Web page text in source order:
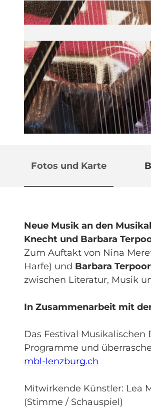
Fotos und Karte
Neue Musik an den
Knecht und Barbara
Zum Auftakt von Nina
Harfe) und Barbara
zwischen Literatur, Musik
In Zusammenarbeit mit
Das Festival
Programme und
mbl-lenzburg.ch
Mitwirkende Künstler: Lea
(Stimme / Schauspiel)